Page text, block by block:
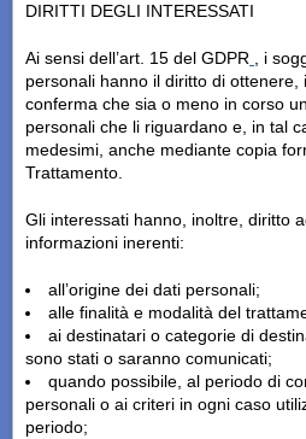
DIRITTI DEGLI INTERESSATI
Ai sensi dell’art. 15 del GDPR , i
personali hanno il diritto di
conferma che sia o meno in corso
personali che li riguardano e, in tal
medesimi, anche mediante copia
Trattamento.
Gli interessati hanno, inoltre, diritto
informazioni inerenti:
all’origine dei dati personali;
alle finalità e modalità del
ai destinatari o categorie di
sono stati o saranno comunicati;
quando possibile, al periodo di
personali o ai criteri in ogni caso
periodo;